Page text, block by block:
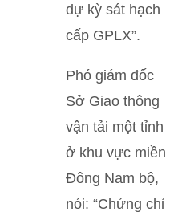
dự kỳ sát hạch
cấp GPLX”.
Phó giám đốc
Sở Giao thông
vận tải một tỉnh
ở khu vực miền
Đông Nam bộ,
nói: “Chứng chỉ